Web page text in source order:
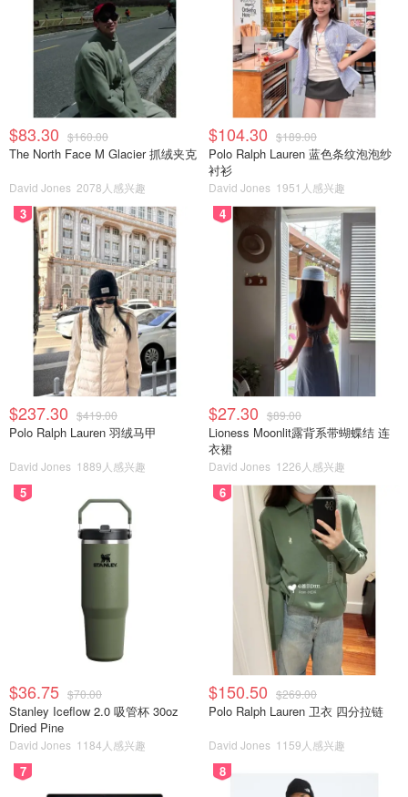
$83.30 $160.00
The North Face M Glacier 抓绒夹克
David Jones 2078人感兴趣
$104.30 $189.00
Polo Ralph Lauren 蓝色条纹泡泡纱
衬衫
David Jones 1951人感兴趣
3
$237.30 $419.00
Polo Ralph Lauren 羽绒马甲
David Jones 1889人感兴趣
4
$27.30 $89.00
Lioness Moonlit露背系带蝴蝶结 连
衣裙
David Jones 1226人感兴趣
5
$36.75 $70.00
Stanley Iceflow 2.0 吸管杯 30oz
Dried Pine
David Jones 1184人感兴趣
6
$150.50 $269.00
Polo Ralph Lauren 卫衣 四分拉链
David Jones 1159人感兴趣
7 8